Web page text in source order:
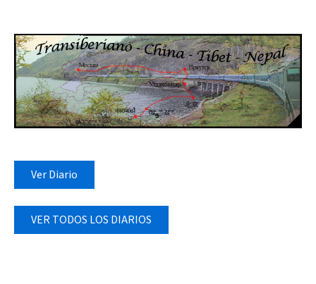
Ver Diario
VER TODOS LOS DIARIOS